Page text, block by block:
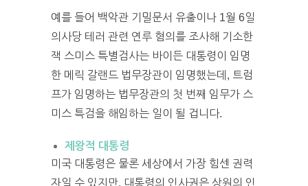
예를 들어 백악관 기밀문서 유출이나 1월 6일
의사당 테러 관련 연루 혐의를 조사해 기소한
잭 스미스 특별검사는 바이든 대통령이 임명
한 메릭 갈랜드 법무장관이 임명했는데, 트럼
프가 임명하는 법무장관의 첫 번째 임무가 스
미스 특검을 해임하는 일이 될 겁니다.
제왕적 대통령
미국 대통령은 물론 세상에서 가장 힘센 권력
자일 수 있지만, 대통령의 인사권은 상원의 인